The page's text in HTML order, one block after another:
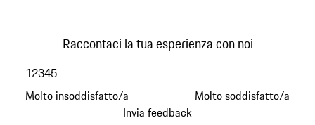
Raccontaci la tua esperienza con noi
Molto insoddisfatto/a
12345
Molto soddisfatto/a
Invia feedback